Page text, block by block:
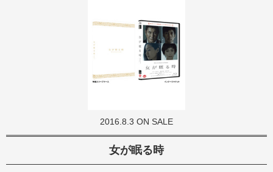
2016.8.3 ON SALE
女が眠る時